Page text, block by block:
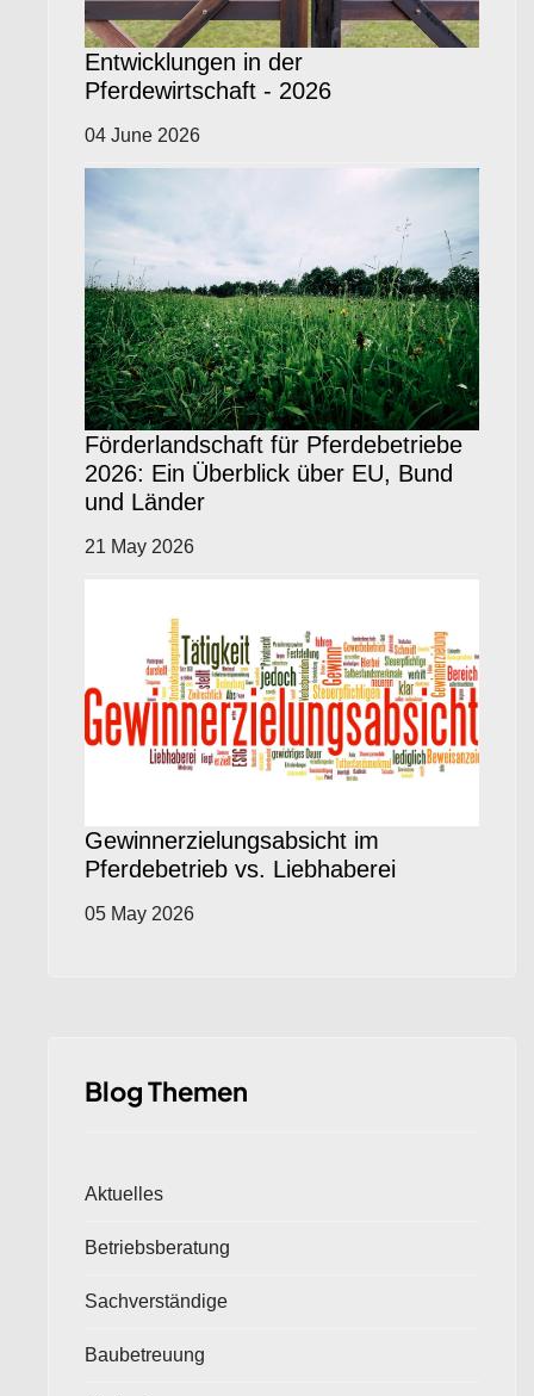
Entwicklungen in der
Pferdewirtschaft - 2026
04 June 2026
Förderlandschaft für Pferdebetriebe
2026: Ein Überblick über EU, Bund
und Länder
21 May 2026
Gewinnerzielungsabsicht im
Pferdebetrieb vs. Liebhaberei
05 May 2026
Blog Themen
Aktuelles
Betriebsberatung
Sachverständige
Baubetreuung